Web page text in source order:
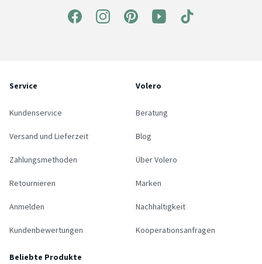
Service
Kundenservice
Versand und Lieferzeit
Zahlungsmethoden
Retournieren
Anmelden
Kundenbewertungen
Volero
Beratung
Blog
Über Volero
Marken
Nachhaltigkeit
Kooperationsanfragen
Beliebte Produkte